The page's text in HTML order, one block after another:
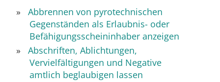
Abbrennen von pyrotechnischen
Gegenständen als Erlaubnis- oder
Befähigungsscheininhaber anzeigen
Abschriften, Ablichtungen,
Vervielfältigungen und Negative
amtlich beglaubigen lassen